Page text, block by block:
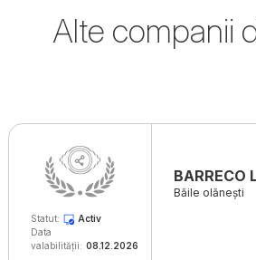
Alte companii
Statut:
Activ
Data
valabilității: 08.12.2026
BARRECO
Băile olănești